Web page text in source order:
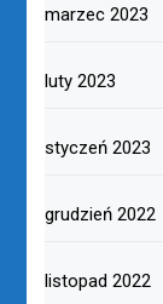
marzec 2023
luty 2023
styczeń 2023
grudzień 2022
listopad 2022